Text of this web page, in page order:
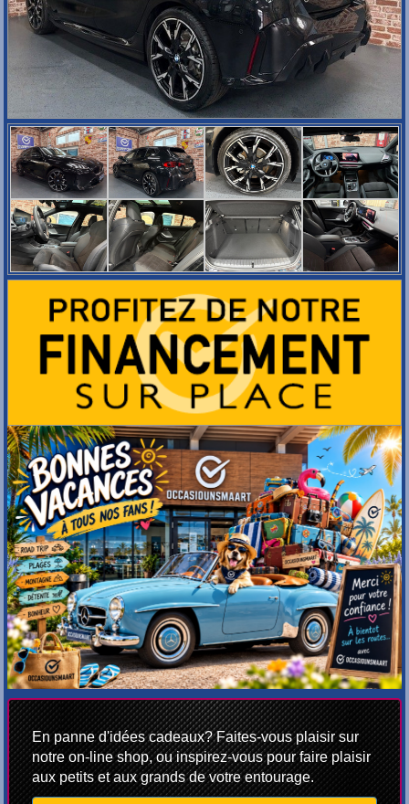
En panne d'idées cadeaux? Faites-vous plaisir sur
notre on-line shop, ou inspirez-vous pour faire plaisir
aux petits et aux grands de votre entourage.